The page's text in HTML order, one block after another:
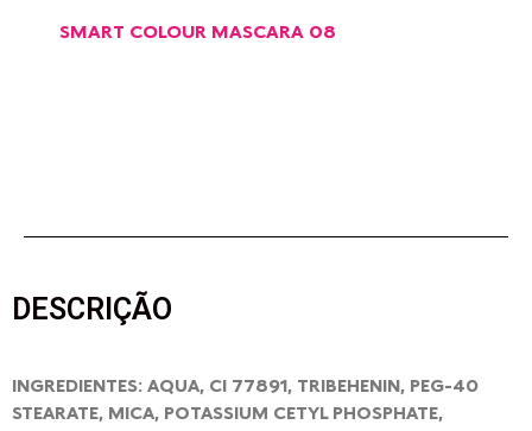
SMART COLOUR MASCARA 08
DESCRIÇÃO
INGREDIENTES: AQUA, CI 77891, TRIBEHENIN, PEG-40
STEARATE, MICA, POTASSIUM CETYL PHOSPHATE,